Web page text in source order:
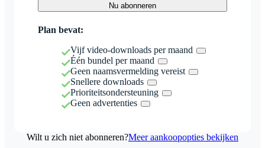
Nu abonneren
Plan bevat:
Vijf video-downloads per maand
Één bundel per maand
Geen naamsvermelding vereist
Snellere downloads
Prioriteitsondersteuning
Geen advertenties
Wilt u zich niet abonneren?Meer aankoopopties bekijken